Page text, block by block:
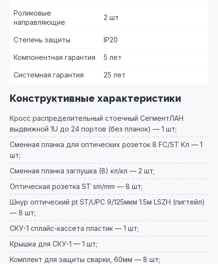
Роликовые
направляющие
2 шт
Степень защиты IP20
Компонентная гарантия 5 лет
Системная гарантия 25 лет
Конструктивные характеристики
Кросс распределительный стоечный СегментЛАН
выдвижной 1U до 24 портов (без планок) — 1 шт;
Сменная планка для оптических розеток 8 FC/ST Кл — 1
шт;
Сменная планка заглушка (8) кл/кл — 2 шт;
Оптическая розетка ST sm/mm — 8 шт;
Шнур оптический pt ST/UPC 9/125мкм 1.5м LSZH (пигтейл)
— 8 шт;
СКУ-1 сплайс-кассета пластик — 1 шт;
Крышка для СКУ-1 — 1 шт;
Комплект для защиты сварки, 60мм — 8 шт;